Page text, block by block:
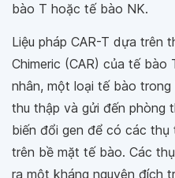
bào T hoặc tế bào NK.
Liệu pháp CAR-T dựa trên
Chimeric (CAR) của tế bào
nhân, một loại tế bào
thu thập và gửi đến phòng
biến đổi gen để có các thụ
trên bề mặt tế bào. Các
ra một kháng nguyên đích